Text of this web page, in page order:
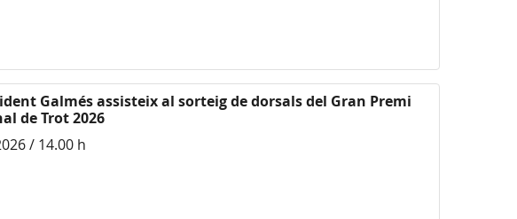
Galmés assisteix al sorteig de dorsals del Gran Premi
de Trot 2026
/ 14.00 h